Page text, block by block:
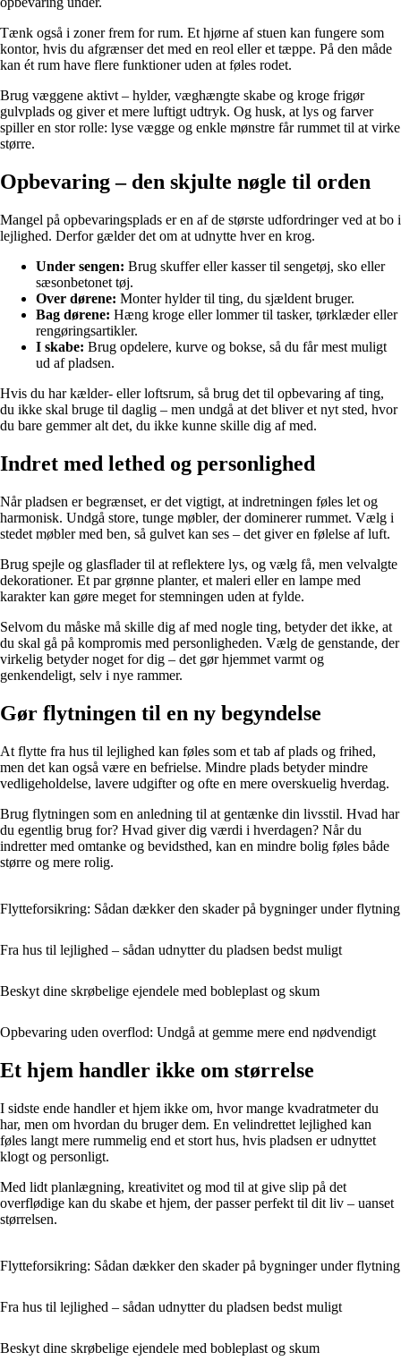
Tænk også i zoner frem for rum. Et hjørne af stuen kan fungere som
kontor, hvis du afgrænser det med en reol eller et tæppe. På den måde
kan ét rum have flere funktioner uden at føles rodet.
Brug væggene aktivt – hylder, væghængte skabe og kroge frigør
gulvplads og giver et mere luftigt udtryk. Og husk, at lys og farver
spiller en stor rolle: lyse vægge og enkle mønstre får rummet til at virke
større.
Opbevaring – den skjulte nøgle til orden
Mangel på opbevaringsplads er en af de største udfordringer ved at bo i
lejlighed. Derfor gælder det om at udnytte hver en krog.
Under sengen: Brug skuffer eller kasser til sengetøj, sko eller
sæsonbetonet tøj.
Over dørene: Monter hylder til ting, du sjældent bruger.
Bag dørene: Hæng kroge eller lommer til tasker, tørklæder eller
rengøringsartikler.
I skabe: Brug opdelere, kurve og bokse, så du får mest muligt
ud af pladsen.
Hvis du har kælder- eller loftsrum, så brug det til opbevaring af ting,
du ikke skal bruge til daglig – men undgå at det bliver et nyt sted, hvor
du bare gemmer alt det, du ikke kunne skille dig af med.
Indret med lethed og personlighed
Når pladsen er begrænset, er det vigtigt, at indretningen føles let og
harmonisk. Undgå store, tunge møbler, der dominerer rummet. Vælg i
stedet møbler med ben, så gulvet kan ses – det giver en følelse af luft.
Brug spejle og glasflader til at reflektere lys, og vælg få, men velvalgte
dekorationer. Et par grønne planter, et maleri eller en lampe med
karakter kan gøre meget for stemningen uden at fylde.
Selvom du måske må skille dig af med nogle ting, betyder det ikke, at
du skal gå på kompromis med personligheden. Vælg de genstande, der
virkelig betyder noget for dig – det gør hjemmet varmt og
genkendeligt, selv i nye rammer.
Gør flytningen til en ny begyndelse
At flytte fra hus til lejlighed kan føles som et tab af plads og frihed,
men det kan også være en befrielse. Mindre plads betyder mindre
vedligeholdelse, lavere udgifter og ofte en mere overskuelig hverdag.
Brug flytningen som en anledning til at gentænke din livsstil. Hvad har
du egentlig brug for? Hvad giver dig værdi i hverdagen? Når du
indretter med omtanke og bevidsthed, kan en mindre bolig føles både
større og mere rolig.
Flytteforsikring: Sådan dækker den skader på bygninger under flytning
Fra hus til lejlighed – sådan udnytter du pladsen bedst muligt
Beskyt dine skrøbelige ejendele med bobleplast og skum
Opbevaring uden overflod: Undgå at gemme mere end nødvendigt
Et hjem handler ikke om størrelse
I sidste ende handler et hjem ikke om, hvor mange kvadratmeter du
har, men om hvordan du bruger dem. En velindrettet lejlighed kan
føles langt mere rummelig end et stort hus, hvis pladsen er udnyttet
klogt og personligt.
Med lidt planlægning, kreativitet og mod til at give slip på det
overflødige kan du skabe et hjem, der passer perfekt til dit liv – uanset
størrelsen.
Flytteforsikring: Sådan dækker den skader på bygninger under flytning
Fra hus til lejlighed – sådan udnytter du pladsen bedst muligt
Beskyt dine skrøbelige ejendele med bobleplast og skum